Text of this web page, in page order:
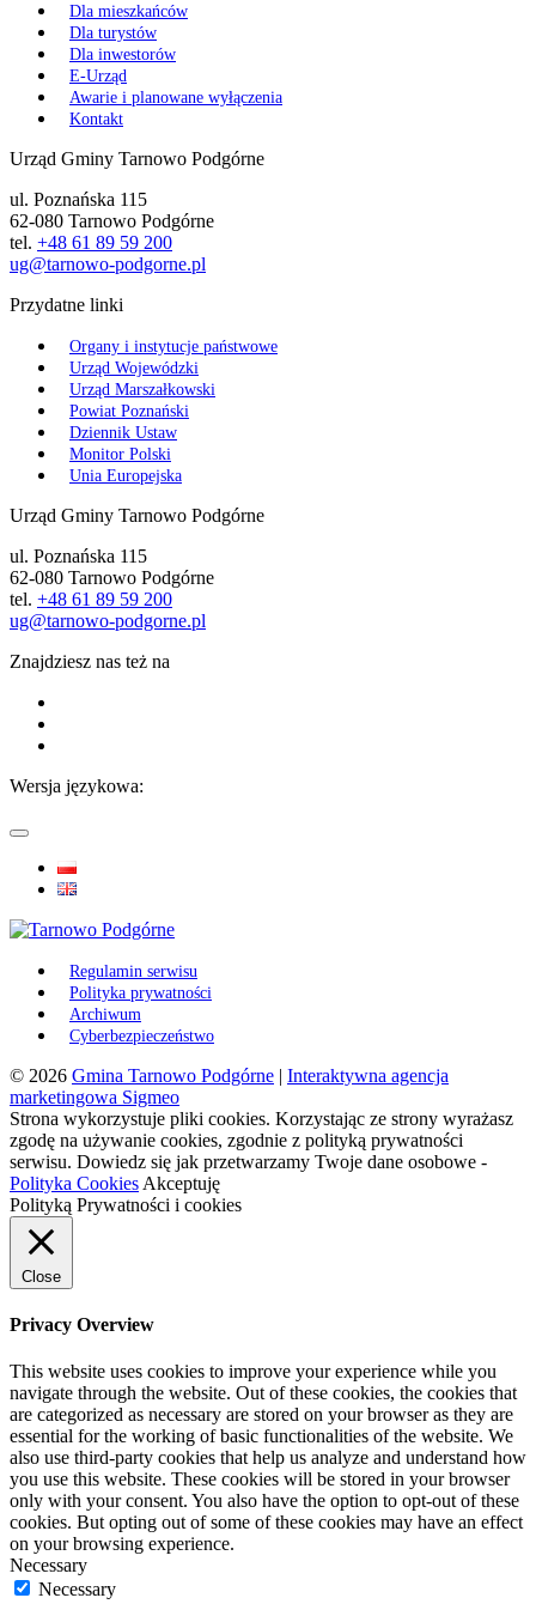
Dla mieszkańców
Dla turystów
Dla inwestorów
E-Urząd
Awarie i planowane wyłączenia
Kontakt
Urząd Gminy Tarnowo Podgórne
ul. Poznańska 115
62-080 Tarnowo Podgórne
tel. +48 61 89 59 200
ug@tarnowo-podgorne.pl
Przydatne linki
Organy i instytucje państwowe
Urząd Wojewódzki
Urząd Marszałkowski
Powiat Poznański
Dziennik Ustaw
Monitor Polski
Unia Europejska
Urząd Gminy Tarnowo Podgórne
ul. Poznańska 115
62-080 Tarnowo Podgórne
tel. +48 61 89 59 200
ug@tarnowo-podgorne.pl
Znajdziesz nas też na
Wersja językowa:
Regulamin serwisu
Polityka prywatności
Archiwum
Cyberbezpieczeństwo
© 2026 Gmina Tarnowo Podgórne | Interaktywna agencja
marketingowa Sigmeo
Strona wykorzystuje pliki cookies. Korzystając ze strony wyrażasz
zgodę na używanie cookies, zgodnie z polityką prywatności
serwisu. Dowiedz się jak przetwarzamy Twoje dane osobowe -
Polityka Cookies Akceptuję
Polityką Prywatności i cookies
Close
Privacy Overview
This website uses cookies to improve your experience while you
navigate through the website. Out of these cookies, the cookies that
are categorized as necessary are stored on your browser as they are
essential for the working of basic functionalities of the website. We
also use third-party cookies that help us analyze and understand how
you use this website. These cookies will be stored in your browser
only with your consent. You also have the option to opt-out of these
cookies. But opting out of some of these cookies may have an effect
on your browsing experience.
Necessary
Necessary